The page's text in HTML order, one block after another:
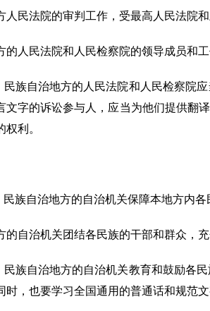
人民法院的审判工作，受最高人民法院
的人民法院和人民检察院的领导成员和
族自治地方的人民法院和人民检察院
文字的诉讼参与人，应当为他们提供翻
利。
族自治地方的自治机关保障本地方内各
的自治机关团结各民族的干部和群众，
族自治地方的自治机关教育和鼓励各
时，也要学习全国通用的普通话和规范